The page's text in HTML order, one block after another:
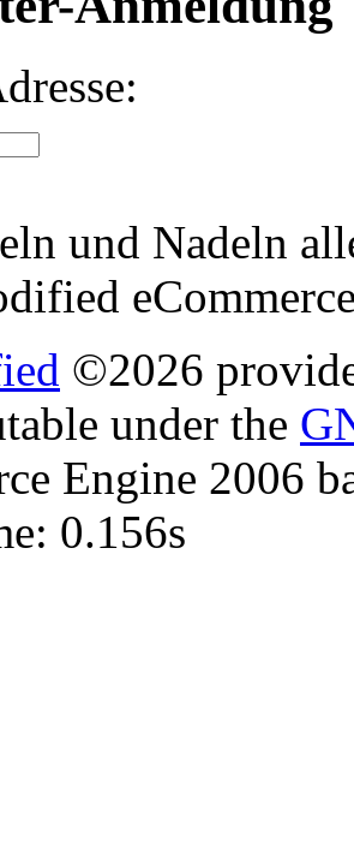
und Nadeln
©2026
under the
Engine 2006
0.156s